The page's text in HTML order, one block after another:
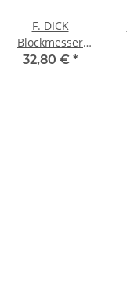
F. DICK
Blockmesser
ErgoGrip, 23cm,
32,80 € *